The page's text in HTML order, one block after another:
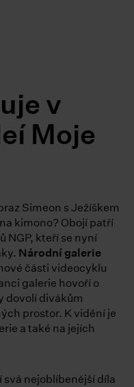
v
Moje
Simeon s Ježíškem
kimono? Obojí patří
NGP, kteří se nyní
Národní galerie
části videocyklu
galerie hovoří o
dovolí divákům
prostor. K vidění je
a také na jejích
nejoblíbenější díla